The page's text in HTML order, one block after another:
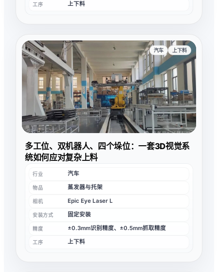
工序 上下料
汽车 上下料
多工位、双机器人、四个垛位：一套3D视觉系
统如何应对复杂上料
行业 汽车
物品 蒸发器与托架
相机 Epic Eye Laser L
安装方式 固定安装
精度 ±0.3mm识别精度、±0.5mm抓取精度
工序 上下料